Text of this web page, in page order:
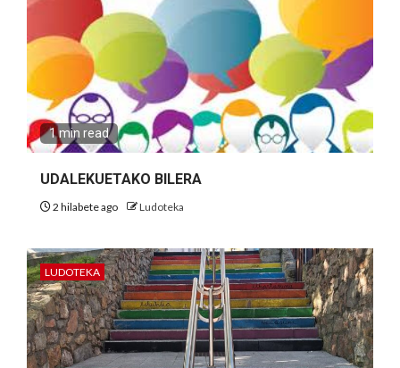
1 min read
UDALEKUETAKO BILERA
2 hilabete ago Ludoteka
LUDOTEKA